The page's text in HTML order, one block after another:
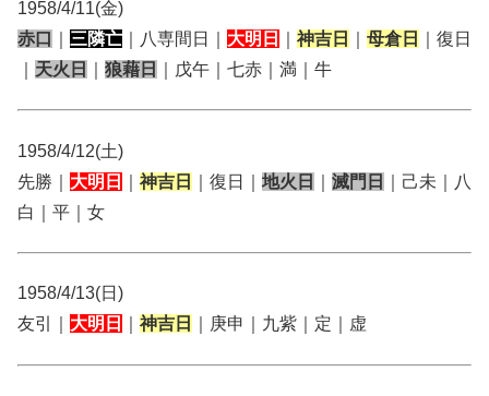
1958/4/11(金)
赤口
三隣亡 ｜八専間日｜ 大明日 神吉日 母倉日
｜復日
天火日 狼藉日 ｜戊午｜七赤｜満｜牛
1958/4/12(土)
先勝｜ 大明日 神吉日 ｜復日｜ 地火日 滅門日
｜己未｜八
白｜平｜女
1958/4/13(日)
友引｜ 大明日 神吉日 ｜庚申｜九紫｜定｜虚